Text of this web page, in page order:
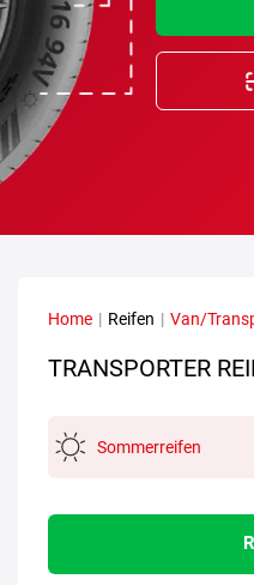
Home | Reifen | Van/
TRANSPORTER
Sommerreifen